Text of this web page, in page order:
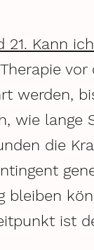
21. Kann
werden,
wie lange
die
bleiben
ist